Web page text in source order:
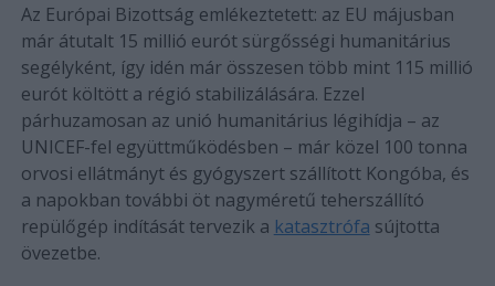
Az Európai Bizottság emlékeztetett: az EU májusban
már átutalt 15 millió eurót sürgősségi humanitárius
segélyként, így idén már összesen több mint 115 millió
eurót költött a régió stabilizálására. Ezzel
párhuzamosan az unió humanitárius légihídja – az
UNICEF-fel együttműködésben – már közel 100 tonna
orvosi ellátmányt és gyógyszert szállított Kongóba, és
a napokban további öt nagyméretű teherszállító
repülőgép indítását tervezik a katasztrófa sújtotta
övezetbe.